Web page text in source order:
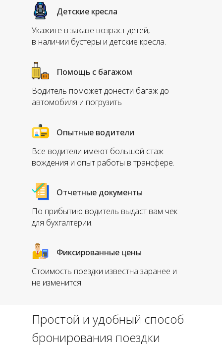
Укажите в заказе возраст детей,
в наличии бустеры и детские кресла.
Водитель поможет донести багаж до
автомобиля и погрузить
Детские кресла
Помощь с багажом
Все водители имеют большой стаж
вождения и опыт работы в трансфере.
По прибытию водитель выдаст вам чек
для бухгалтерии.
Стоимость поездки известна заранее и
не изменится.
Опытные водители
Отчетные документы
Фиксированные цены
Простой и удобный способ
бронирования поездки